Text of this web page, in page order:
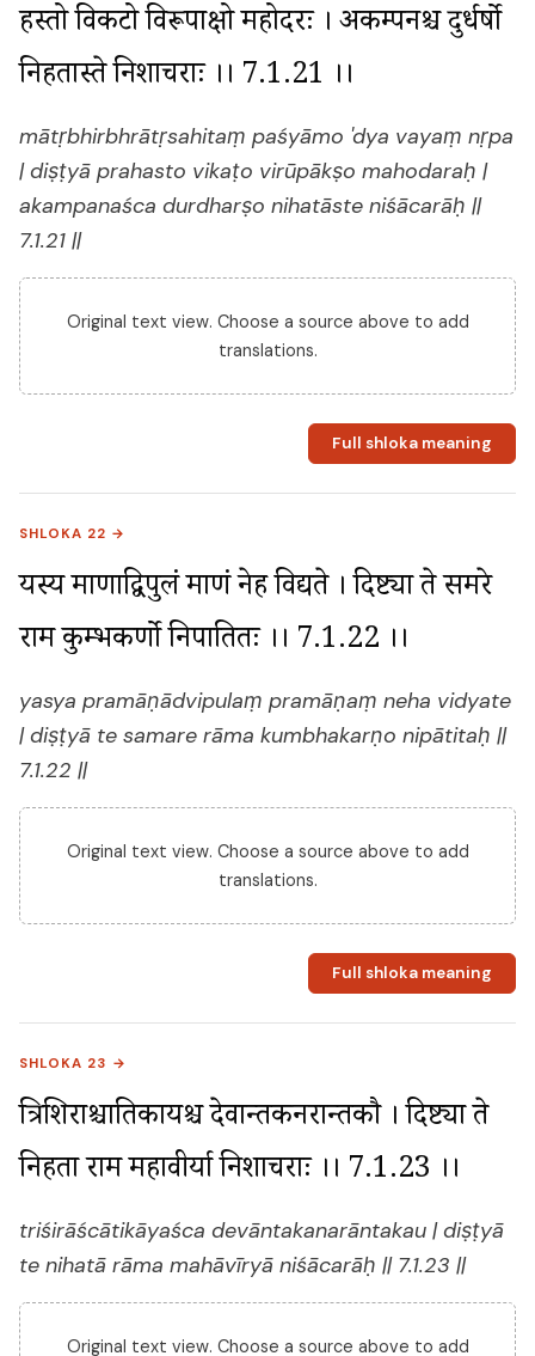
प्रहस्तो विकटो विरूपाक्षो महोदरः । अकम्पनश्च दुर्धर्षो
निहतास्ते निशाचराः ।। 7.1.21 ।।
mātṛbhirbhrātṛsahitaṃ paśyāmo 'dya vayaṃ nṛpa
| diṣṭyā prahasto vikaṭo virūpākṣo mahodaraḥ |
akampanaśca durdharṣo nihatāste niśācarāḥ ||
7.1.21 ||
Original text view. Choose a source above to add
translations.
Full shloka meaning
SHLOKA 22 →
यस्य प्रमाणाद्विपुलं प्रमाणं नेह विद्यते । दिष्ट्या ते समरे
राम कुम्भकर्णो निपातितः ।। 7.1.22 ।।
yasya pramāṇādvipulaṃ pramāṇaṃ neha vidyate
| diṣṭyā te samare rāma kumbhakarṇo nipātitaḥ ||
7.1.22 ||
Original text view. Choose a source above to add
translations.
Full shloka meaning
SHLOKA 23 →
त्रिशिराश्चातिकायश्च देवान्तकनरान्तकौ । दिष्ट्या ते
निहता राम महावीर्या निशाचराः ।। 7.1.23 ।।
triśirāścātikāyaśca devāntakanarāntakau | diṣṭyā
te nihatā rāma mahāvīryā niśācarāḥ || 7.1.23 ||
Original text view. Choose a source above to add